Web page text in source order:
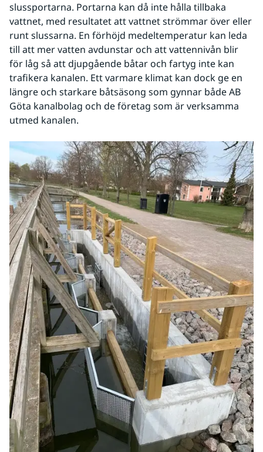
slussportarna. Portarna kan då inte hålla tillbaka
vattnet, med resultatet att vattnet strömmar över eller
runt slussarna. En förhöjd medeltemperatur kan leda
till att mer vatten avdunstar och att vattennivån blir
för låg så att djupgående båtar och fartyg inte kan
trafikera kanalen. Ett varmare klimat kan dock ge en
längre och starkare båtsäsong som gynnar både AB
Göta kanalbolag och de företag som är verksamma
utmed kanalen.